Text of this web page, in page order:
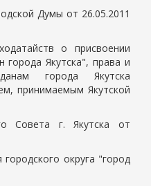
Думы от 26.05.2011
о присвоении
города Якутска", права и
города Якутска
принимаемым Якутской
Совета г. Якутска от
округа "город